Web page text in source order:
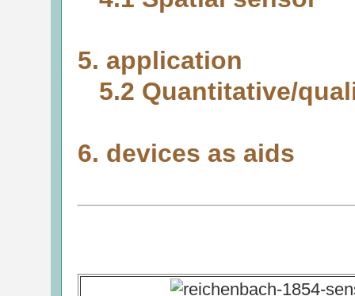
5. application
5.2 Quantitative/
6. devices as aids